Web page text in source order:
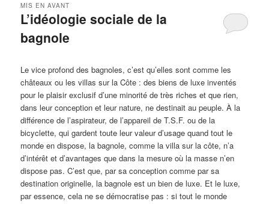
L’idéologie sociale de la
bagnole
MIS EN AVANT
Le vice profond des bagnoles, c’est qu’elles sont comme les
châteaux ou les villas sur la Côte : des biens de luxe inventés
pour le plaisir exclusif d’une minorité de très riches et que rien,
dans leur conception et leur nature, ne destinait au peuple. À la
différence de l’aspirateur, de l’appareil de T.S.F. ou de la
bicyclette, qui gardent toute leur valeur d’usage quand tout le
monde en dispose, la bagnole, comme la villa sur la côte, n’a
d’intérêt et d’avantages que dans la mesure où la masse n’en
dispose pas. C’est que, par sa conception comme par sa
destination originelle, la bagnole est un bien de luxe. Et le luxe,
par essence, cela ne se démocratise pas : si tout le monde